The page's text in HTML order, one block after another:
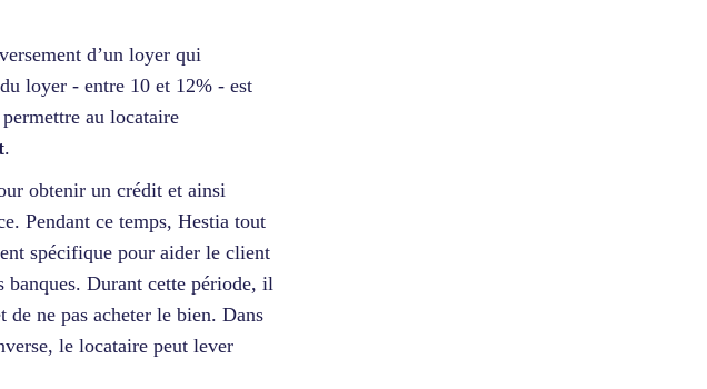
d’un loyer qui
loyer - entre 10 et 12% - est
au locataire
.
obtenir un crédit et ainsi
Pendant ce temps, Hestia tout
spécifique pour aider le client
banques. Durant cette période, il
de ne pas acheter le bien. Dans
le locataire peut lever